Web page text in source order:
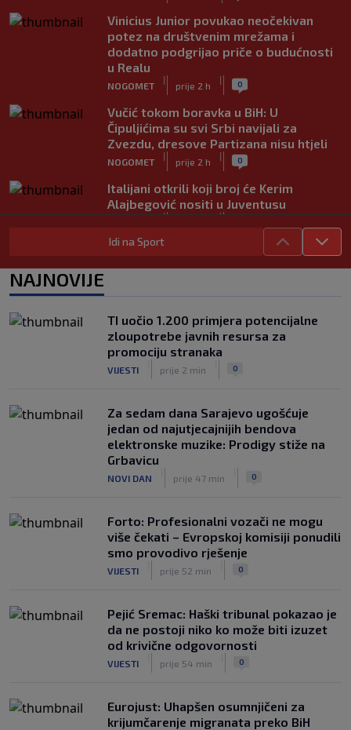
Vinicius Junior povukao neočekivan
potez na društvenim mrežama i
dodatno podgrijao priče o budućnosti
u Realu
NOGOMET
|
prije 2 h
| 0
Vučić tokom boravka u BiH: U
Čipuljićima su svi Srbi navijali za
Zvezdu, dresove Partizana nisu htjeli
NOGOMET
|
prije 2 h
| 0
Italijani otkrili koji broj će Kerim
Alajbegović nositi u Juventusu
| |
Navijači BiH dočekali Alajbegovića u
Ko je žena koju mnogi vide kao
predsjednicu FIFA-e umjesto Infantina?
Uskoro mi mogla promijeniti svjetski
nogomet
Idi na Sport
NAJNOVIJE
TI uočio 1.200 primjera potencijalne
zloupotrebe javnih resursa za
promociju stranaka
VIJESTI prije 2 min 0
Za sedam dana Sarajevo ugošćuje
jedan od najutjecajnijih bendova
elektronske muzike: Prodigy stiže na
Grbavicu
NOVI DAN prije 47 min 0
Forto: Profesionalni vozači ne mogu
više čekati – Evropskoj komisiji ponudili
smo provodivo rješenje
VIJESTI prije 52 min 0
Pejić Sremac: Haški tribunal pokazao je
da ne postoji niko ko može biti izuzet
od krivične odgovornosti
VIJESTI prije 54 min 0
Eurojust: Uhapšen osumnjičeni za
krijumčarenje migranata preko BiH